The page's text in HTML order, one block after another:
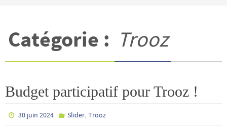
Catégorie : Trooz
Budget participatif pour Trooz !
30 juin 2024 Slider, Trooz